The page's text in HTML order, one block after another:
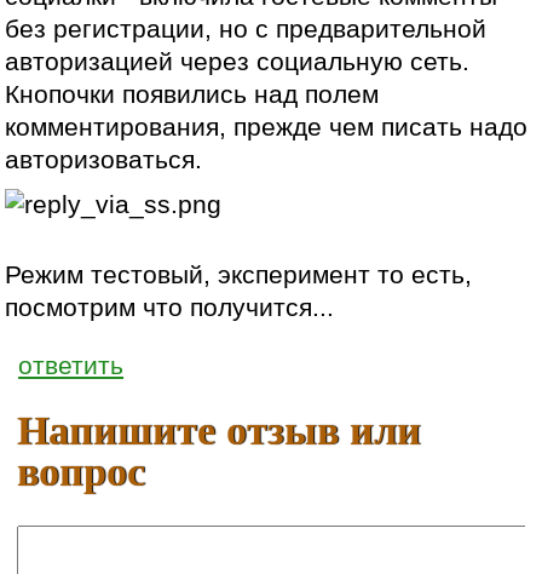
без регистрации, но с предварительной
авторизацией через социальную сеть.
Кнопочки появились над полем
комментирования, прежде чем писать надо
авторизоваться.
Режим тестовый, эксперимент то есть,
посмотрим что получится...
ответить
Напишите отзыв или
вопрос